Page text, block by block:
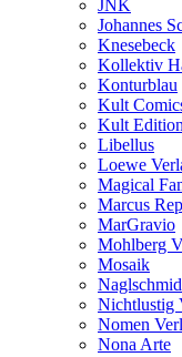
JNK
Johannes
Knesebeck
Kollektiv
Konturblau
Kult
Kult
Libellus
Loewe
Magical
Marcus
MarGravio
Mohlberg
Mosaik
Nichtlustig
Nomen
Nona Arte